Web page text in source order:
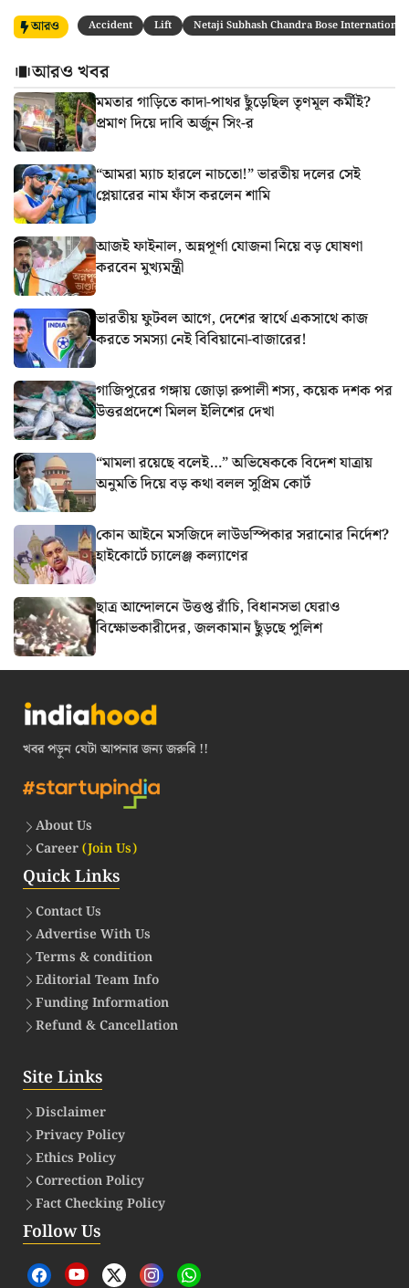
আরও Accident Lift Netaji Subhash Chandra Bose
আরও খবর
মমতার গাড়িতে কাদা-পাথর ছুঁড়েছিল তৃণমূল কর্মীই?
প্রমাণ দিয়ে দাবি অর্জুন সিং-র
“আমরা ম্যাচ হারলে নাচতো!” ভারতীয় দলের সেই
প্লেয়ারের নাম ফাঁস করলেন শামি
আজই ফাইনাল, অন্নপূর্ণা যোজনা নিয়ে বড় ঘোষণা
করবেন মুখ্যমন্ত্রী
ভারতীয় ফুটবল আগে, দেশের স্বার্থে একসাথে কাজ
করতে সমস্যা নেই বিবিয়ানো-বাজারের!
গাজিপুরের গঙ্গায় জোড়া রুপালী শস্য, কয়েক দশক পর
উত্তরপ্রদেশে মিলল ইলিশের দেখা
“মামলা রয়েছে বলেই…” অভিষেককে বিদেশ যাত্রায়
অনুমতি দিয়ে বড় কথা বলল সুপ্রিম কোর্ট
কোন আইনে মসজিদে লাউডস্পিকার সরানোর নির্দেশ?
হাইকোর্টে চ্যালেঞ্জ কল্যাণের
ছাত্র আন্দোলনে উত্তপ্ত রাঁচি, বিধানসভা ঘেরাও
বিক্ষোভকারীদের, জলকামান ছুঁড়ছে পুলিশ
খবর পড়ুন যেটা আপনার জন্য জরুরি !!
About Us
Career(Join Us)
Quick Links
Contact Us
Advertise With Us
Terms & condition
Editorial Team Info
Funding Information
Refund & Cancellation
Site Links
Disclaimer
Privacy Policy
Ethics Policy
Correction Policy
Fact Checking Policy
Follow Us